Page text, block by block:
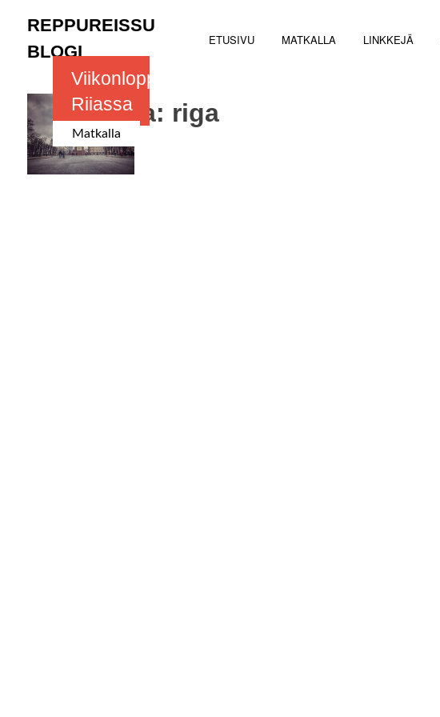
content
REPPUREISSU
BLOGI
ETUSIVU MATKALLA LINKKEJÄ
Avainsana: riga
Viikonloppu
Riiassa
Matkalla